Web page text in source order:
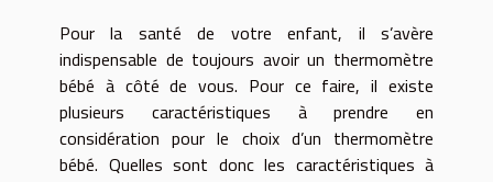
Pour la santé de votre enfant, il s’avère
indispensable de toujours avoir un thermomètre
bébé à côté de vous. Pour ce faire, il existe
plusieurs caractéristiques à prendre en
considération pour le choix d’un thermomètre
bébé. Quelles sont donc les caractéristiques à